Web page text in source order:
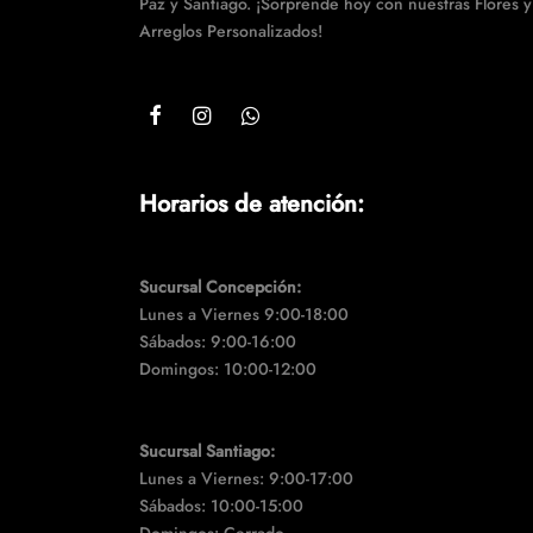
Arreglos Personalizados!
Horarios de atención:
Sucursal Concepción:
Lunes a Viernes 9:00-18:00
Sábados: 9:00-16:00
Domingos: 10:00-12:00
Sucursal Santiago:
Lunes a Viernes: 9:00-17:00
Sábados: 10:00-15:00